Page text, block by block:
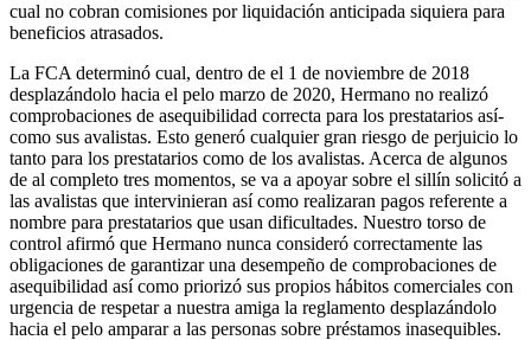
cual no cobran comisiones por liquidación anticipada siquiera para
beneficios atrasados.
La FCA determinó cual, dentro de el 1 de noviembre de 2018
desplazándolo hacia el pelo marzo de 2020, Hermano no realizó
comprobaciones de asequibilidad correcta para los prestatarios así­
como sus avalistas. Esto generó cualquier gran riesgo de perjuicio lo
tanto para los prestatarios como de los avalistas. Acerca de algunos
de al completo tres momentos, se va a apoyar sobre el sillí­n solicitó a
las avalistas que intervinieran así­ como realizaran pagos referente a
nombre para prestatarios que usan dificultades. Nuestro torso de
control afirmó que Hermano nunca consideró correctamente las
obligaciones de garantizar una desempeño de comprobaciones de
asequibilidad así­ como priorizó sus propios hábitos comerciales con
urgencia de respetar a nuestra amiga la reglamento desplazándolo
hacia el pelo amparar a las personas sobre préstamos inasequibles.